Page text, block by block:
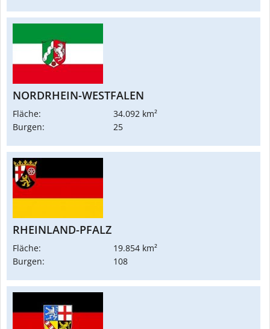
NORDRHEIN-WESTFALEN
Fläche:
34.092 km²
Burgen:
25
RHEINLAND-PFALZ
Fläche:
19.854 km²
Burgen:
108